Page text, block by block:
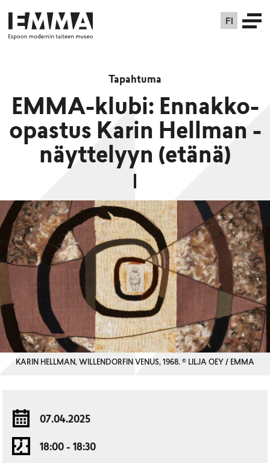
FI
Tapahtuma
EMMA-klubi: Ennakko-
opastus Karin Hellman -
näyttelyyn (etänä)
KARIN HELLMAN, WILLENDORFIN VENUS, 1968. © LILJA OEY / EMMA
07.04.2025
18:00 - 18:30